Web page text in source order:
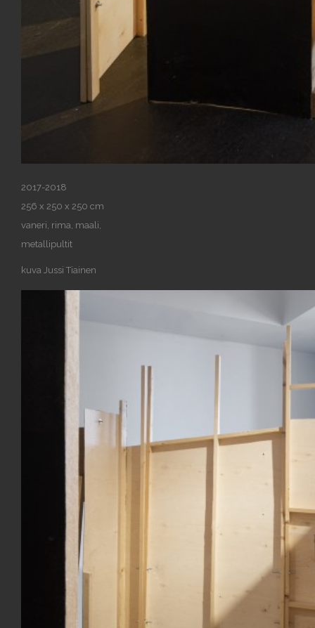
2017-2018
256 x 250 x 250 cm
vaneri, rima, maali,
metallipultit
kuva Jussi Tiainen